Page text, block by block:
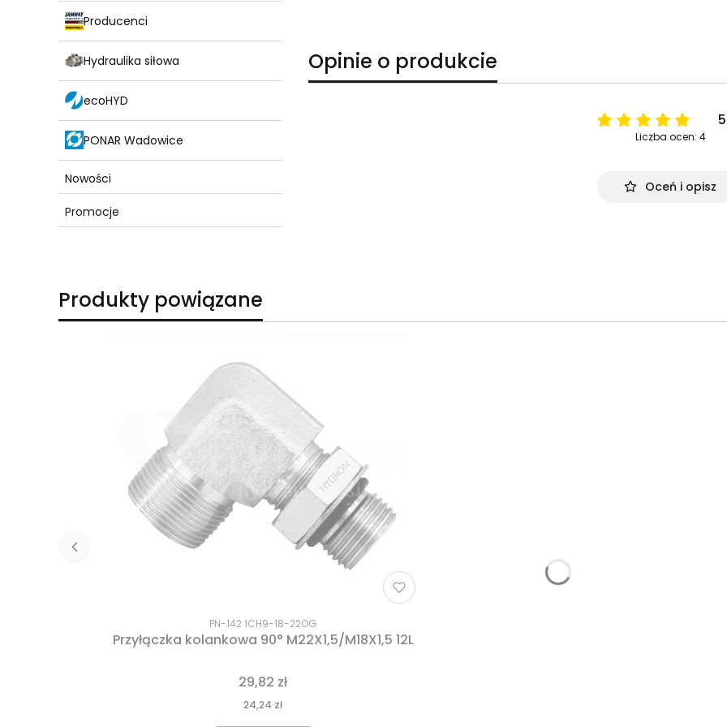
Producenci
Hydraulika siłowa
ecoHYD
PONAR Wadowice
Nowości
Promocje
Opinie o produkcie
Liczba ocen: 4
Oceń i opisz
Produkty powiązane
PN-142 1CH9-18-22OG
Przyłączka kolankowa 90° M22X1,5/M18X1,5 12L
29,82 zł
24,24 zł